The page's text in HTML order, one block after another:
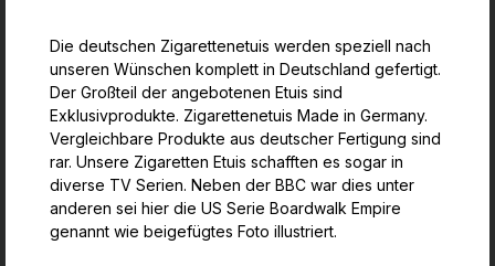
Die deutschen Zigarettenetuis werden speziell nach
unseren Wünschen komplett in Deutschland gefertigt.
Der Großteil der angebotenen Etuis sind
Exklusivprodukte. Zigarettenetuis Made in Germany.
Vergleichbare Produkte aus deutscher Fertigung sind
rar. Unsere Zigaretten Etuis schafften es sogar in
diverse TV Serien. Neben der BBC war dies unter
anderen sei hier die US Serie Boardwalk Empire
genannt wie beigefügtes Foto illustriert.